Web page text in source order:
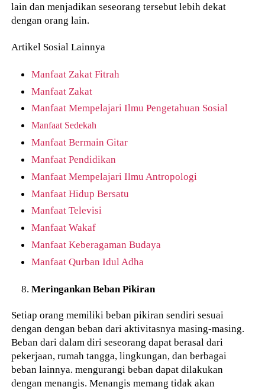
lain dan menjadikan seseorang tersebut lebih dekat
dengan orang lain.
Artikel Sosial Lainnya
Manfaat Zakat Fitrah
Manfaat Zakat
Manfaat Mempelajari Ilmu Pengetahuan Sosial
Manfaat Sedekah
Manfaat Bermain Gitar
Manfaat Pendidikan
Manfaat Mempelajari Ilmu Antropologi
Manfaat Hidup Bersatu
Manfaat Televisi
Manfaat Wakaf
Manfaat Keberagaman Budaya
Manfaat Qurban Idul Adha
Meringankan Beban Pikiran
Setiap orang memiliki beban pikiran sendiri sesuai
dengan dengan beban dari aktivitasnya masing-masing.
Beban dari dalam diri seseorang dapat berasal dari
pekerjaan, rumah tangga, lingkungan, dan berbagai
beban lainnya. mengurangi beban dapat dilakukan
dengan menangis. Menangis memang tidak akan